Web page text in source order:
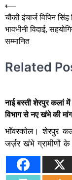
Post
navigation
⟵
चौकी इंचार्ज विपिन
भावभीनी विदाई,
सम्मानित
Related
नाई बस्ती शेरपुर कलां
विभाग से नए खंभे की मांग
भाँवरकोल। शेरपुर
जर्ज़र खंभे ग्रामीणों